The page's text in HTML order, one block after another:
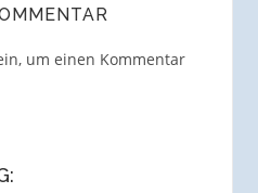
um einen Kommentar